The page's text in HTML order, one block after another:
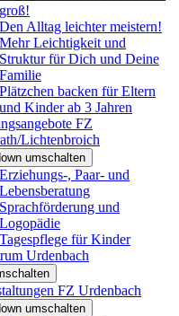
groß!
Den Alltag leichter meistern!
Mehr Leichtigkeit und
Struktur für Dich und Deine
Familie
Plätzchen backen für Eltern
und Kinder ab 3 Jahren
FZ
Lichtenbroich
umschalten
Erziehungs-, Paar- und
Lebensberatung
Sprachförderung und
Logopädie
Tagespflege für Kinder
Urdenbach
FZ Urdenbach
umschalten